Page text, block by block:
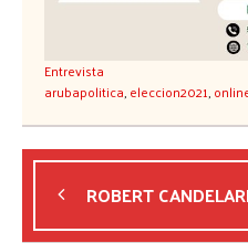
Entrevista
arubapolitica,eleccion2021,
ROBERT